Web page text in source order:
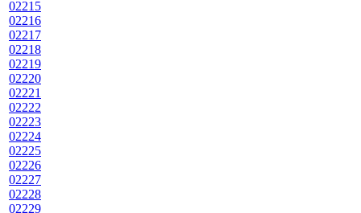
02215
02216
02217
02218
02219
02220
02221
02222
02223
02224
02225
02226
02227
02228
02229